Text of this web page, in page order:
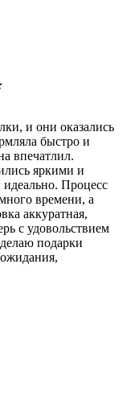
и они оказались
быстро и
впечатлил.
яркими и
идеально. Процесс
времени, а
аккуратная,
с удовольствием
подарки
ожидания,